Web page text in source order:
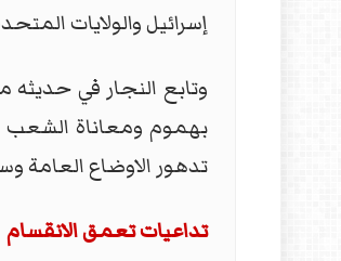
إسرائيل والولايات
وتابع النجار في
بهموم ومعاناة الشعب
تدهور الاوضاع العامة
تداعيات تعمق الانقسام